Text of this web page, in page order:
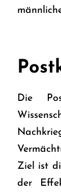
Die
Ziel ist
der